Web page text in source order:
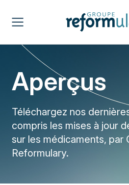
Aperçus
Téléchargez nos
compris les mises à jour
sur les médicaments, par
Reformulary.